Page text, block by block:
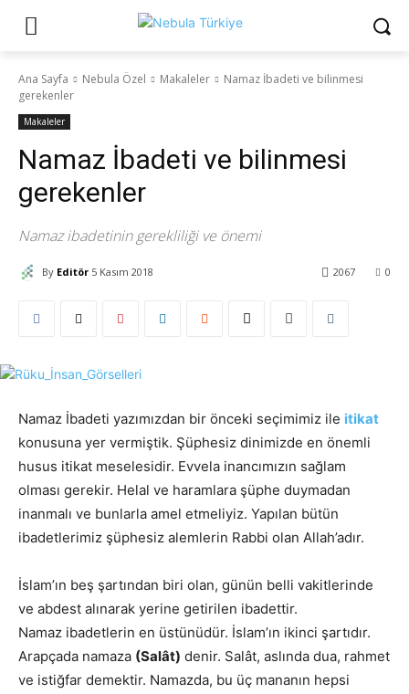
Ana Sayfa Nebula Özel Makaleler
Namaz İbadeti ve bilinmesi
gerekenler
Makaleler
Namaz İbadeti ve bilinmesi
gerekenler
Namaz ibadetinin gerekliliği ve önemi
By Editör 5 Kasım 2018 0
2067
Namaz İbadeti yazımızdan bir önceki seçimimiz ile itikat
konusuna yer vermiştik. Şüphesiz dinimizde en önemli
husus itikat meselesidir. Evvela inancımızın sağlam
olması gerekir. Helal ve haramlara şüphe duymadan
inanmalı ve bunlarla amel etmeliyiz. Yapılan bütün
ibadetlerimiz şüphesiz alemlerin Rabbi olan Allah’adır.
İslam’ın beş şartından biri olan, günün belli vakitlerinde
ve abdest alınarak yerine getirilen ibadettir.
Namaz ibadetlerin en üstünüdür. İslam’ın ikinci şartıdır.
Arapçada namaza (Salât) denir. Salât, aslında dua, rahmet
ve istiğfar demektir. Namazda, bu üç mananın hepsi